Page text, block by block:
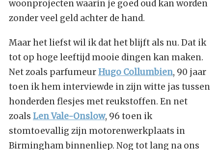
woonprojecten waarin je goed oud kan worden
zonder veel geld achter de hand.
Maar het liefst wil ik dat het blijft als nu. Dat ik
tot op hoge leeftijd mooie dingen kan maken.
Net zoals parfumeurHugo Collumbien, 90 jaar
toen ik hem interviewde in zijn witte jas tussen
honderden flesjes met reukstoffen. En net
zoals Len Vale-Onslow, 96 toen ik
stomtoevallig zijn motorenwerkplaats in
Birmingham binnenliep. Nog tot lang na ons